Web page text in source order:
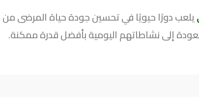
يلعب دورًا حيويًا في تحسين جودة حياة المرضى
إلى نشاطاتهم اليومية بأفضل قدرة ممكنة.